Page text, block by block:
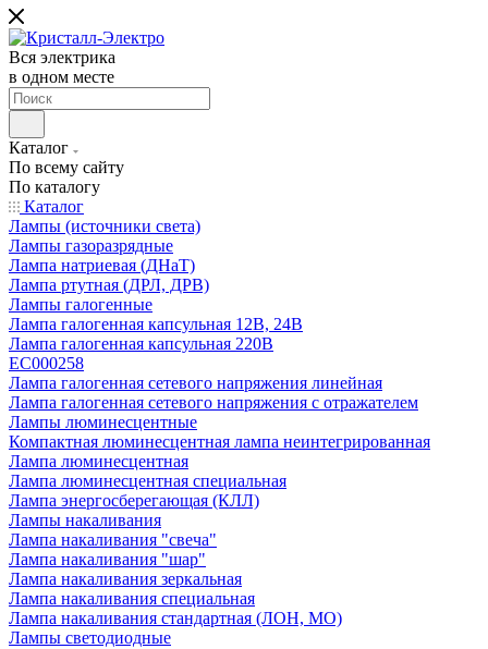
Вся электрика
в одном месте
Каталог
По всему сайту
По каталогу
Каталог
Лампы (источники света)
Лампы газоразрядные
Лампа натриевая (ДНаТ)
Лампа ртутная (ДРЛ, ДРВ)
Лампы галогенные
Лампа галогенная капсульная 12В, 24В
Лампа галогенная капсульная 220В
EC000258
Лампа галогенная сетевого напряжения линейная
Лампа галогенная сетевого напряжения с отражателем
Лампы люминесцентные
Компактная люминесцентная лампа неинтегрированная
Лампа люминесцентная
Лампа люминесцентная специальная
Лампа энергосберегающая (КЛЛ)
Лампы накаливания
Лампа накаливания "свеча"
Лампа накаливания "шар"
Лампа накаливания зеркальная
Лампа накаливания специальная
Лампа накаливания стандартная (ЛОН, МО)
Лампы светодиодные